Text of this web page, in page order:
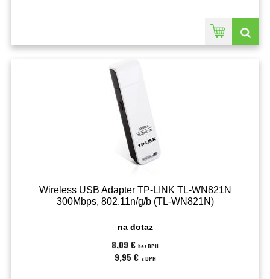
Wireless USB Adapter TP-LINK TL-WN821N
300Mbps, 802.11n/g/b (TL-WN821N)
na dotaz
8,09 € bez DPH
9,95 € s DPH